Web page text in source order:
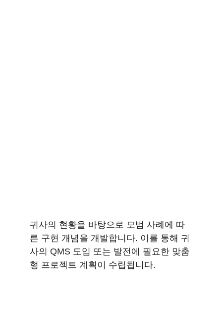
귀사의 현황을 바탕으로 모범 사례에 따
른 구현 개념을 개발합니다. 이를 통해 귀
사의 QMS 도입 또는 발전에 필요한 맞춤
형 프로젝트 계획이 수립됩니다.